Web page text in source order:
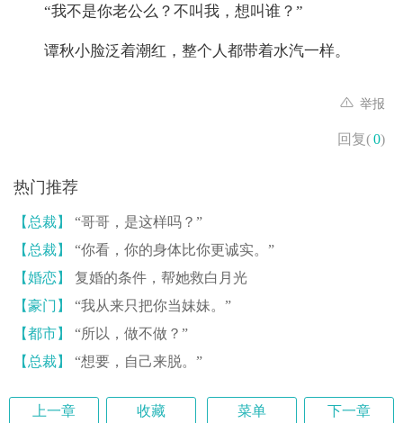
“我不是你老公么？不叫我，想叫谁？”
谭秋小脸泛着潮红，整个人都带着水汽一样。
举报
回复(0)
热门推荐
【总裁】
“哥哥，是这样吗？”
【总裁】
“你看，你的身体比你更诚实。”
【婚恋】
复婚的条件，帮她救白月光
【豪门】
“我从来只把你当妹妹。”
【都市】
“所以，做不做？”
【总裁】
“想要，自己来脱。”
上一章 收藏 菜单 下一章